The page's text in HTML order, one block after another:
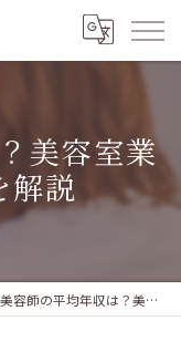
美容室業
解説
美容師の平均年収は？美容室業界の年収事情を解説